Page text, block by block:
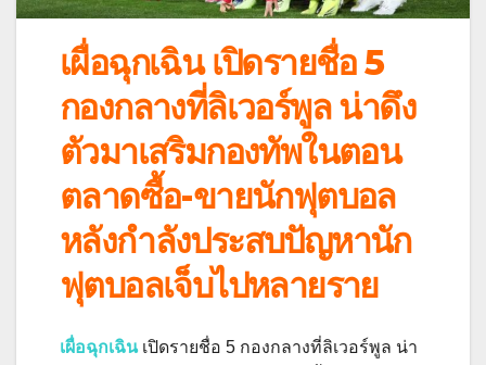
เผื่อฉุกเฉิน เปิดรายชื่อ 5
กองกลางที่ลิเวอร์พูล น่าดึง
ตัวมาเสริมกองทัพในตอน
ตลาดซื้อ-ขายนักฟุตบอล
หลังกำลังประสบปัญหานัก
ฟุตบอลเจ็บไปหลายราย
เผื่อฉุกเฉิน เปิดรายชื่อ 5 กองกลางที่ลิเวอร์พูล น่า